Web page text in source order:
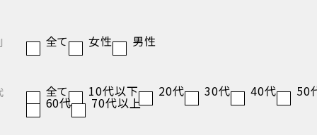
全て 女性 男性
全て 10代以下 20代 30代 40代 50
60代 70代以上